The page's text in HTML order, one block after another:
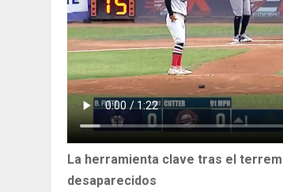
La herramienta clave tras el
desaparecidos